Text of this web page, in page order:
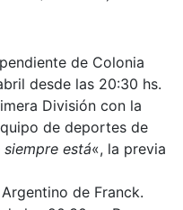
de Colonia
desde las 20:30 hs.
División con la
de deportes de
está«, la previa
de Franck.